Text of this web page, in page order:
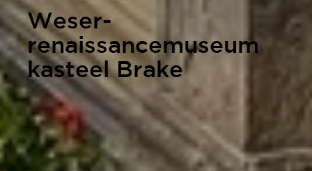
Weser-
renaissancemuseum
kasteel Brake